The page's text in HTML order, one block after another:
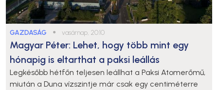
GAZDASÁG ● vasárnap, 20:10
Magyar Péter: Lehet, hogy több mint egy
hónapig is eltarthat a paksi leállás
Legkésőbb hétfőn teljesen leállhat a Paksi Atomerőmű,
miután a Duna vízszintje már csak egy centiméterre